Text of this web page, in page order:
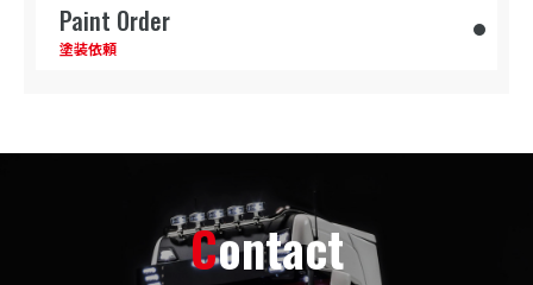
塗装依頼
Paint Order
Contact